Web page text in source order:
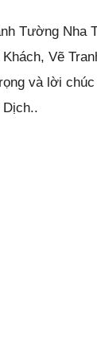
Tường Nha
Vẽ
và lời